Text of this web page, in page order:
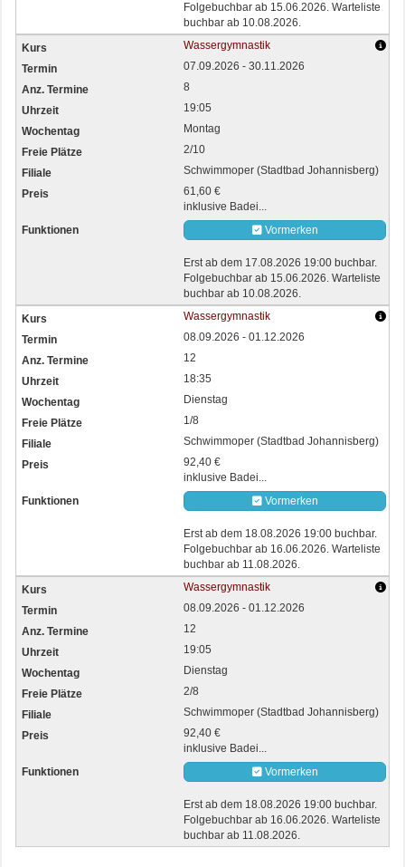
Folgebuchbar ab 15.06.2026. Warteliste
buchbar ab 10.08.2026.
Wassergymnastik
07.09.2026 - 30.11.2026
8
19:05
Montag
2/10
Schwimmoper (Stadtbad Johannisberg)
61,60 €
inklusive Badei...
Vormerken
Erst ab dem 17.08.2026 19:00 buchbar.
Folgebuchbar ab 15.06.2026. Warteliste
buchbar ab 10.08.2026.
Wassergymnastik
08.09.2026 - 01.12.2026
12
18:35
Dienstag
1/8
Schwimmoper (Stadtbad Johannisberg)
92,40 €
inklusive Badei...
Vormerken
Erst ab dem 18.08.2026 19:00 buchbar.
Folgebuchbar ab 16.06.2026. Warteliste
buchbar ab 11.08.2026.
Wassergymnastik
08.09.2026 - 01.12.2026
12
19:05
Dienstag
2/8
Schwimmoper (Stadtbad Johannisberg)
92,40 €
inklusive Badei...
Vormerken
Erst ab dem 18.08.2026 19:00 buchbar.
Folgebuchbar ab 16.06.2026. Warteliste
buchbar ab 11.08.2026.